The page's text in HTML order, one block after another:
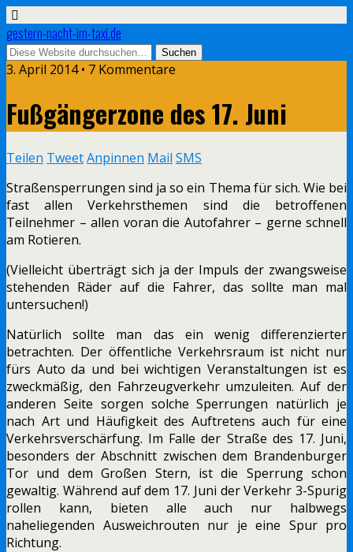
gestern-nacht-im-taxi.de
3. April 2014 • 7 Kommentare
Fußgängerzone des 17. Juni
Teilen TweetAnpinnen Mail SMS
Straßensperrungen sind ja so ein Thema für sich. Wie bei
fast allen Verkehrsthemen sind die betroffenen
Teilnehmer – allen voran die Autofahrer – gerne schnell
am Rotieren.
(Vielleicht überträgt sich ja der Impuls der zwangsweise
stehenden Räder auf die Fahrer, das sollte man mal
untersuchen!)
Natürlich sollte man das ein wenig differenzierter
betrachten. Der öffentliche Verkehrsraum ist nicht nur
fürs Auto da und bei wichtigen Veranstaltungen ist es
zweckmäßig, den Fahrzeugverkehr umzuleiten. Auf der
anderen Seite sorgen solche Sperrungen natürlich je
nach Art und Häufigkeit des Auftretens auch für eine
Verkehrsverschärfung. Im Falle der Straße des 17. Juni,
besonders der Abschnitt zwischen dem Brandenburger
Tor und dem Großen Stern, ist die Sperrung schon
gewaltig. Während auf dem 17. Juni der Verkehr 3-Spurig
rollen kann, bieten alle auch nur halbwegs
naheliegenden Ausweichrouten nur je eine Spur pro
Richtung.